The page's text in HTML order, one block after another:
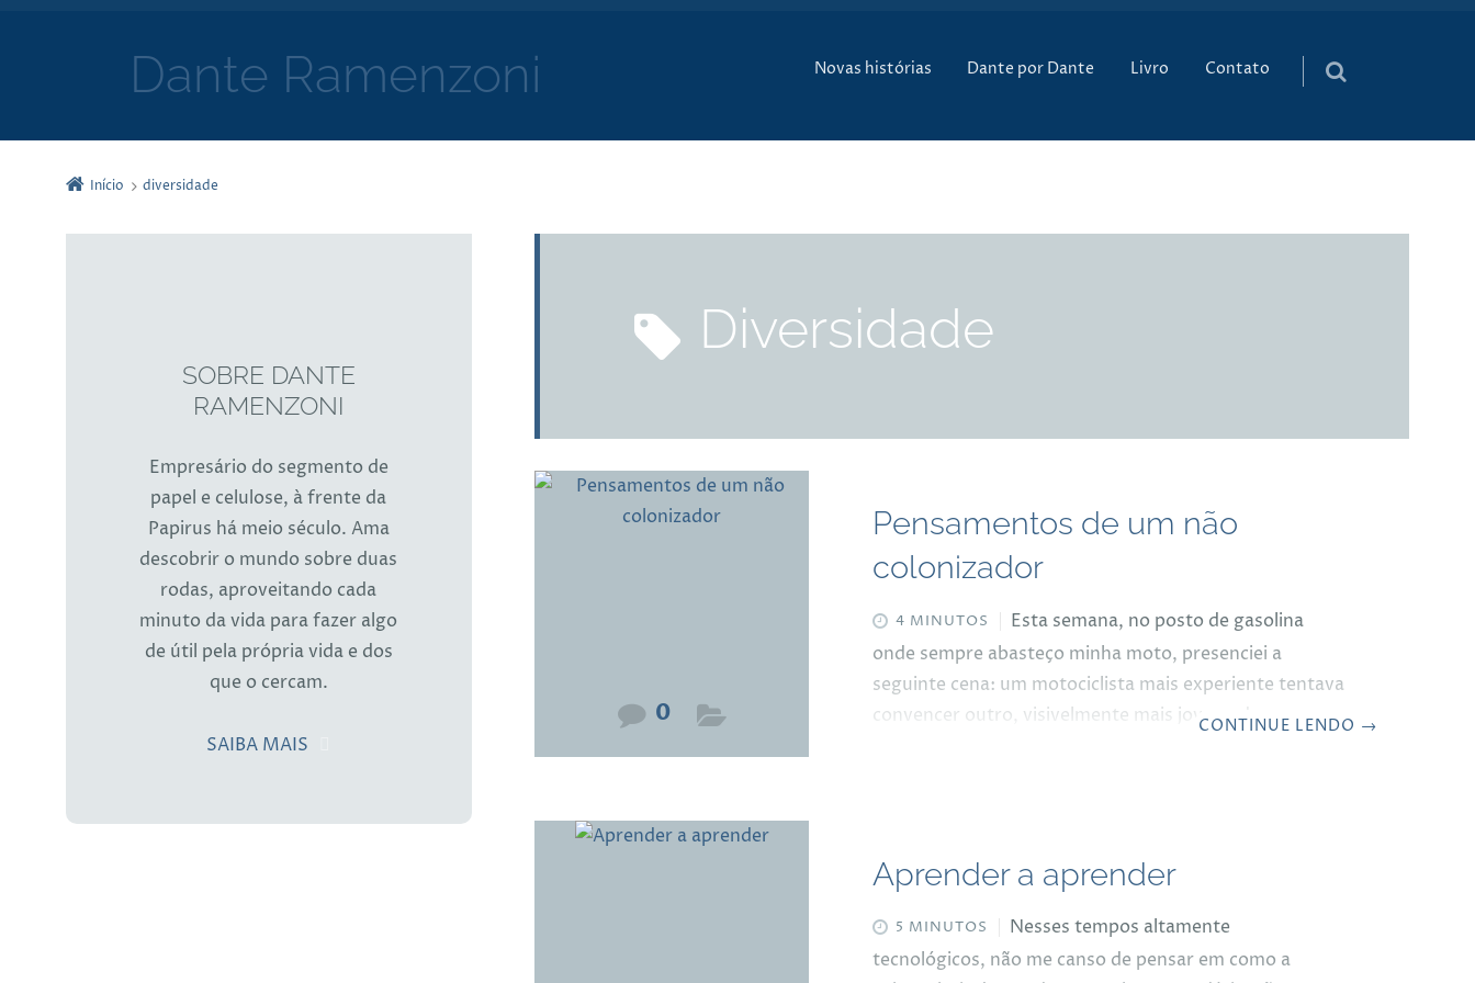
Dante Ramenzoni Pular para o conteúdo
Novas histórias Dante por Dante Livro Contato
Início diversidade
diversidade
0
Pensamentos de um não
colonizador
4 MINUTOS
Esta semana, no posto de gasolina
onde sempre abasteço minha moto, presenciei a
seguinte cena: um motociclista mais experiente tentava
convencer outro, visivelmente mais jovem, de que a
sobre viscosidade, proteção e desempenho. O jovem
motociclista apenas balançava a cabeça, claramente
desconfortável, segurando firme sua
CONTINUE LENDO →
Aprender a aprender
5 MINUTOS
Nesses tempos altamente
tecnológicos, não me canso de pensar em como a
SOBRE DANTE
RAMENZONI
Empresário do segmento de
papel e celulose, à frente da
Papirus há meio século. Ama
descobrir o mundo sobre duas
rodas, aproveitando cada
minuto da vida para fazer algo
de útil pela própria vida e dos
que o cercam.
SAIBA MAIS